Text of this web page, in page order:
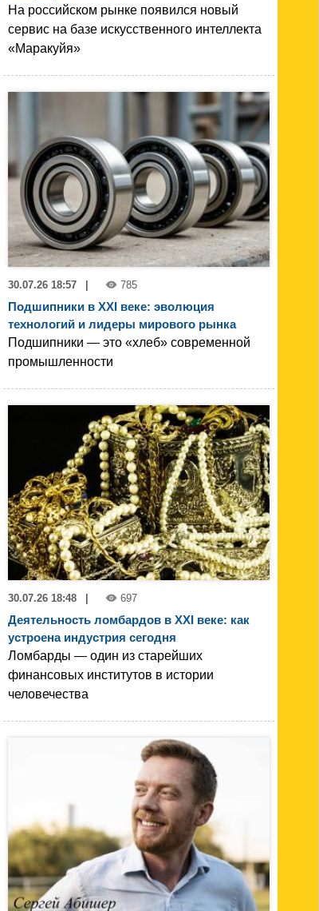
На российском рынке появился новый
сервис на базе искусственного интеллекта
«Маракуйя»
30.07.26 18:57 785
Подшипники в XXI веке: эволюция
технологий и лидеры мирового рынка
Подшипники — это «хлеб» современной
промышленности
30.07.26 18:48 | 697
Деятельность ломбардов в XXI веке: как
устроена индустрия сегодня
Ломбарды — один из старейших
финансовых институтов в истории
человечества